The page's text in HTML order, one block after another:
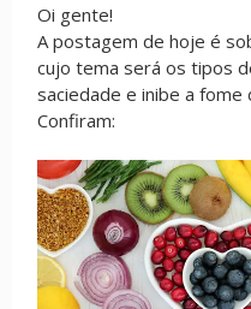
Oi gente!
A postagem de hoje é
cujo tema será os tipos
saciedade e inibe a
Confiram: